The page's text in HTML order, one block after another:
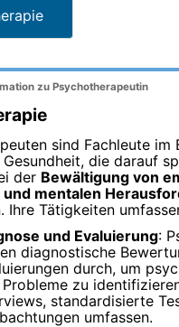
zu Psychotherapeutin
sind Fachleute im
die darauf
der Bewältigung von
mentalen
Ihre Tätigkeiten
und Evaluierung:
diagnostische
durch, um
Probleme zu
standardisierte
umfassen.